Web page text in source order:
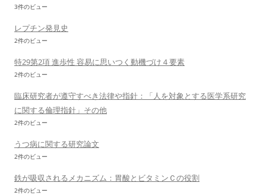
3件のビュー
レプチン発見史
2件のビュー
特29第2項 進歩性 容易に思いつく動機づけ４要素
2件のビュー
臨床研究者が遵守すべき法律や指針：「人を対象とする医学系研究
に関する倫理指針」その他
2件のビュー
うつ病に関する研究論文
2件のビュー
鉄が吸収されるメカニズム：胃酸とビタミンＣの役割
2件のビュー